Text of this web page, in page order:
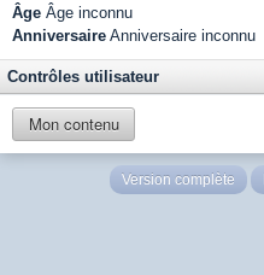
Âge Âge inconnu
Anniversaire Anniversaire inconnu
Contrôles utilisateur
Mon contenu
Version complète